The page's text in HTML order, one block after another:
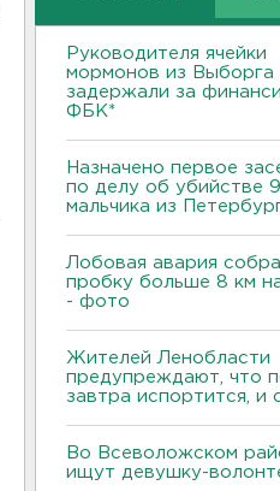
Руководителя ячейки
мормонов из Выборга
задержали за
ФБК*
Назначено первое
по делу об убийстве
мальчика из
Лобовая авария
пробку больше 8 км
- фото
Жителей Ленобласти
предупреждают, что
завтра испортится, и
Во Всеволожском
ищут девушку-